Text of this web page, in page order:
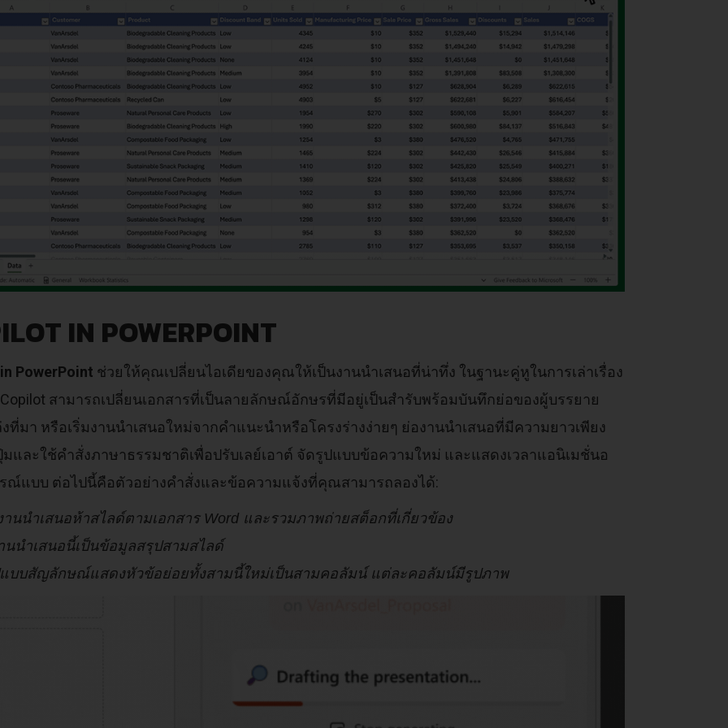
IN POWERPOINT
PowerPoint ช่วยให้คุณเปลี่ยนไอเดียของคุณให้เป็นงานนำเสนอที่น่าทึ่ง ในฐานะคู่หูในการเล่าเรื่อง
สามารถเปลี่ยนเอกสารที่เป็นลายลักษณ์อักษรที่มีอยู่เป็นสำรับพร้อมบันทึกย่อของผู้บรรยาย
ที่มา หรือเริ่มงานนำเสนอใหม่จากคำแนะนำหรือโครงร่างง่ายๆ ย่องานนำเสนอที่มีความยาวเพียง
และใช้คำสั่งภาษาธรรมชาติเพื่อปรับเลย์เอาต์ จัดรูปแบบข้อความใหม่ และแสดงเวลาแอนิเมชั่นอ
ณ์แบบ ต่อไปนี้คือตัวอย่างคำสั่งและข้อความแจ้งที่คุณสามารถลองได้:
านนำเสนอห้าสไลด์ตามเอกสาร Word และรวมภาพถ่ายสต็อกที่เกี่ยวข้อง
นนำเสนอนี้เป็นข้อมูลสรุปสามสไลด์
บบสัญลักษณ์แสดงหัวข้อย่อยทั้งสามนี้ใหม่เป็นสามคอลัมน์ แต่ละคอลัมน์มีรูปภาพ